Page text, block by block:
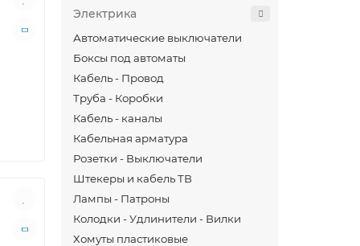
Электрика
Автоматические выключатели
Боксы под автоматы
Кабель - Провод
Труба - Коробки
Кабель - каналы
Кабельная арматура
Розетки - Выключатели
Штекеры и кабель ТВ
Лампы - Патроны
Колодки - Удлинители - Вилки
Хомуты пластиковые